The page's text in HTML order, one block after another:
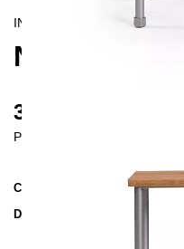
INDUSTRIAL
NODUS
345 €
Prices incl. VAT
Collection
NODUS
Delivery Time
2-3